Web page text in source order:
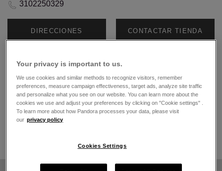
3102250329
DIRECCIONES CONTACTAR TIENDA
Lunes 10:00
Martes
10:00-21:00
Miércoles
10:00-21:00
Jueves
10:00-21:00
Viernes
10:00
Sábado
Your privacy is important to us.
We use cookies and similar methods to recognize visitors, remember
preferences, measure campaign effectiveness, target ads, analyze site traffic
and personalize what you see on our website. You can learn more about the
cookies we use and adjust your preferences by clicking on "Cookie settings" .
To learn more about how Pandora processes your data, please visit
our privacy policy
Cookies Settings